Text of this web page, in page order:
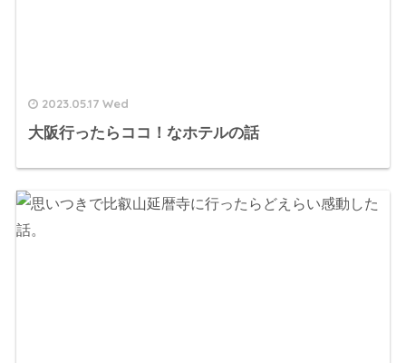
2023.05.17 Wed
大阪行ったらココ！なホテルの話